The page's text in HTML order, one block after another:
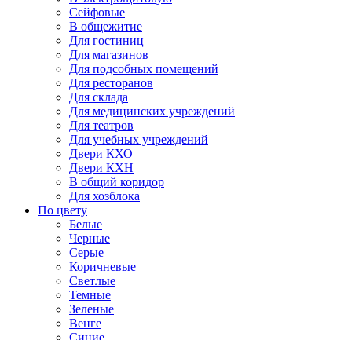
Сейфовые
В общежитие
Для гостиниц
Для магазинов
Для подсобных помещений
Для ресторанов
Для склада
Для медицинских учреждений
Для театров
Для учебных учреждений
Двери КХО
Двери КХН
В общий коридор
Для хозблока
По цвету
Белые
Черные
Серые
Коричневые
Светлые
Темные
Зеленые
Венге